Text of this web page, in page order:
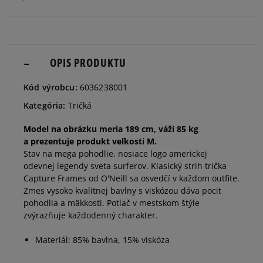
L
Informovať o
dostupnosti
XL
Informovať o
XXL
Informovať o
dostupnosti
OPIS PRODUKTU
Kód výrobcu: 6036238001
Kategória: Tričká
Model na obrázku meria 189 cm, váži 85 kg
a prezentuje produkt veľkosti M.
Stav na mega pohodlie, nosiace logo americkej
odevnej legendy sveta surferov. Klasický strih trička
Capture Frames od O'Neill sa osvedčí v každom outfite.
Zmes vysoko kvalitnej bavlny s viskózou dáva pocit
pohodlia a mäkkosti. Potlač v mestskom štýle
zvýrazňuje každodenný charakter.
Materiál: 85% bavlna, 15% viskóza